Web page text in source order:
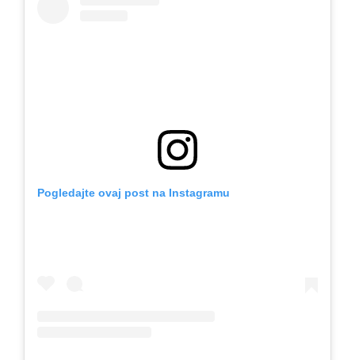
Pogledajte ovaj post na Instagramu